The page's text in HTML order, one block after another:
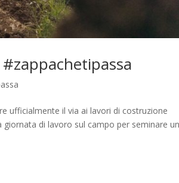
ufficialmente il via ai lavori di costruzione
giornata di lavoro sul campo per seminare